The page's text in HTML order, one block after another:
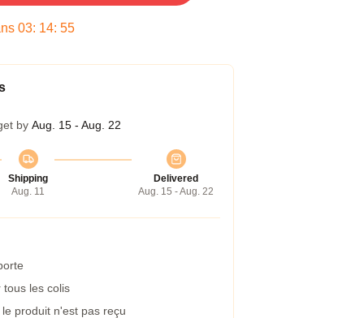
03: 14: 54
by Aug. 15 - Aug. 22
Shipping
Aug. 11
Delivered
Aug. 15 - Aug. 22
tous les colis
produit n'est pas reçu